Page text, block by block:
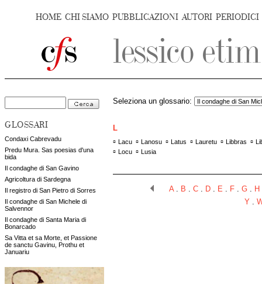
HOME CHI SIAMO PUBBLICAZIONI AUTORI PERIODICI
GLOSSARI
Condaxi Cabrevadu
Predu Mura. Sas poesias d'una
bida
Il condaghe di San Gavino
Agricoltura di Sardegna
Il registro di San Pietro di Sorres
Il condaghe di San Michele di
Salvennor
Il condaghe di Santa Maria di
Bonarcado
Sa Vitta et sa Morte, et Passione
de sanctu Gavinu, Prothu et
Januariu
Seleziona un glossario:
L
▫ Lacu ▫ Lanosu ▫ Latus ▫ Lauretu ▫ Libbras ▫
▫ Locu ▫ Lusia
A. B . C . D . E . F . G . H
Y .